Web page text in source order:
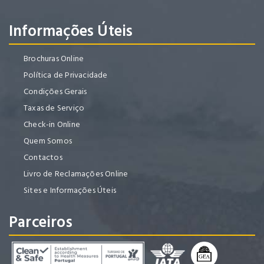
Informações Úteis
Brochuras Online
Política de Privacidade
Condições Gerais
Taxas de Serviço
Check-in Online
Quem Somos
Contactos
Livro de Reclamações Online
Sites e Informações Úteis
Parceiros